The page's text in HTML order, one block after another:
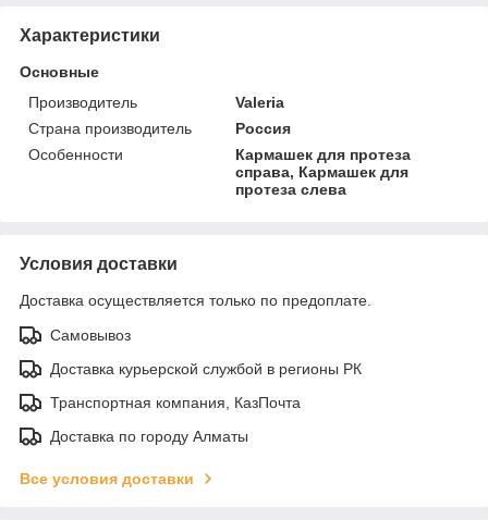
Характеристики
Основные
Производитель
Valeria
Страна производитель
Россия
Особенности
Кармашек для протеза
справа, Кармашек для
протеза слева
Условия доставки
Доставка осуществляется только по предоплате.
Самовывоз
Доставка курьерской службой в регионы РК
Транспортная компания, КазПочта
Доставка по городу Алматы
Все условия доставки